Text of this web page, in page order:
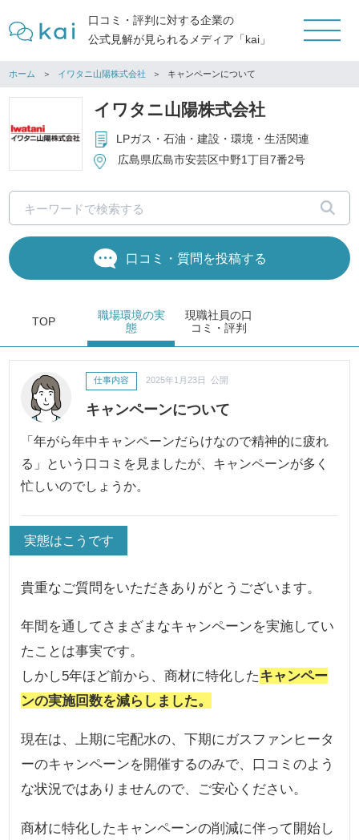
口コミ・評判に対する企業の
公式見解が見られるメディア「kai」
ホーム イワタニ山陽株式会社 キャンペーンについて
イワタニ山陽株式会社
LPガス・石油・建設・環境・生活関連
広島県広島市安芸区中野1丁目7番2号
口コミ・質問を投稿する
TOP
職場環境の実
態
現職社員の口
コミ・評判
キャンペーンについて
仕事内容 2025年1月23日 公開
「年がら年中キャンペーンだらけなので精神的に疲れ
る」という口コミを見ましたが、キャンペーンが多く
忙しいのでしょうか。
実態はこうです
貴重なご質問をいただきありがとうございます。
年間を通してさまざまなキャンペーンを実施してい
たことは事実です。
しかし5年ほど前から、商材に特化したキャンペー
ンの実施回数を減らしました。
現在は、上期に宅配水の、下期にガスファンヒータ
ーのキャンペーンを開催するのみで、口コミのよう
な状況ではありませんので、ご安心ください。
商材に特化したキャンペーンの削減に伴って開始し